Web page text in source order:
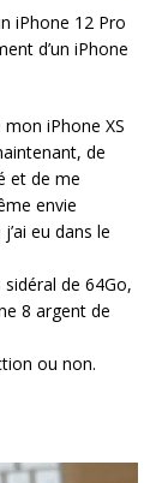
iPhone 12 Pro
d’un iPhone
iPhone XS
de
et de me
envie
eu dans le
de 64Go,
8 argent de
ou non.